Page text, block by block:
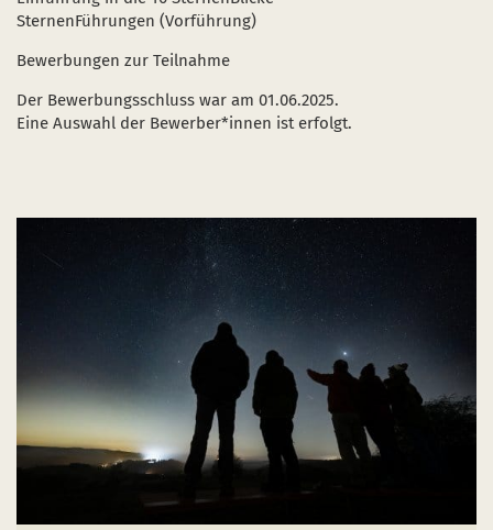
SternenFührungen (Vorführung)
Bewerbungen zur Teilnahme
Der Bewerbungsschluss war am 01.06.2025.
Eine Auswahl der Bewerber*innen ist erfolgt.